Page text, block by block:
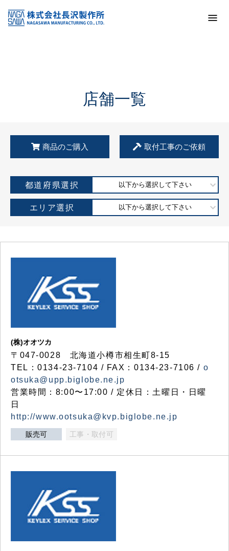
KSS加盟店・取扱店情報
店舗一覧
店舗一覧
商品のご購入 取付工事のご依頼
都道府県選択 以下から選択して下さい
エリア選択 以下から選択して下さい
(株)オオツカ
〒047-0028 北海道小樽市相生町8-15
TEL：0134-23-7104 / FAX：0134-23-7106 / o
otsuka@upp.biglobe.ne.jp
営業時間：8:00〜17:00 / 定休日：土曜日・日曜
日
http://www.ootsuka@kvp.biglobe.ne.jp
販売可 工事・取付可